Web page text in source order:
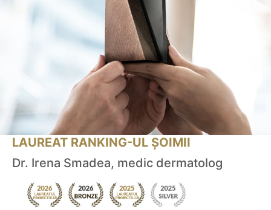
LAUREAT RANKING-UL ȘOIMII
Dr. Irena Smadea, medic dermatolog